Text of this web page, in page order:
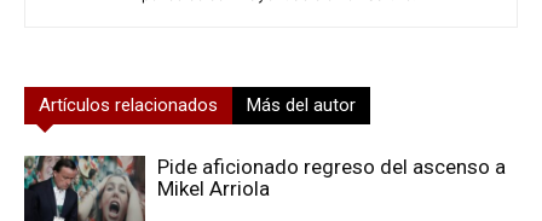
Artículos relacionados Más del autor
Pide aficionado regreso del ascenso a
Mikel Arriola